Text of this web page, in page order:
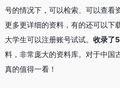
号的情况下，可以检索、可以查看
更多更详细的资料，有的还可以下
大学生可以注册账号试试。 收录了
料，非常庞大的资料库。对于中国
真的值得一看！